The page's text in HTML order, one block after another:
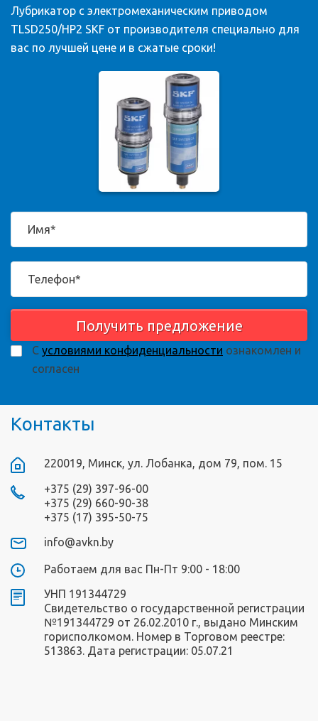
Лубрикатор с электромеханическим приводом
TLSD250/HP2 SKF от производителя специально для
вас по лучшей цене и в сжатые сроки!
Получить предложение
С условиями конфиденциальности ознакомлен и
согласен
Контакты
220019, Минск, ул. Лобанка, дом 79, пом. 15
+375 (29) 397-96-00
+375 (29) 660-90-38
+375 (17) 395-50-75
info@avkn.by
Работаем для вас Пн-Пт 9:00 - 18:00
УНП 191344729
Свидетельство о государственной регистрации
№191344729 от 26.02.2010 г., выдано Минским
горисполкомом. Номер в Торговом реестре:
513863. Дата регистрации: 05.07.21